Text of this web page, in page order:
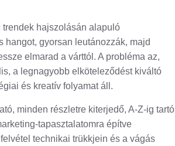
hajszolásán alapuló
hangot, gyorsan leutánozzák, majd
elmarad a várttól. A probléma az,
a legnagyobb elköteleződést kiváltó
és kreatív folyamat áll.
minden részletre kiterjedő, A-Z-ig tartó
tapasztalatomra építve
technikai trükkjein és a vágás